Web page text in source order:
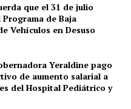
que el 31 de julio
Programa de Baja
Vehículos en Desuso
Yeraldine pago
de aumento salarial a
del Hospital Pediátrico y